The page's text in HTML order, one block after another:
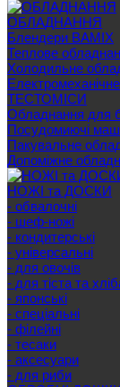
ОБЛАДНАННЯ
Блендери BAMIX
Теплове
Холодильне
ТЕСТОМІСИ
Обладнання для
Посудомиючі
Пакувальне
Допоміжне
НОЖІ та ДОСКИ
- обвалочні
- шеф-ножі
- кондитерські
- універсальні
- для овочів
- для тіста та
- японські
- спеціальні
- філейні
- тесаки
- аксесуари
- для риби